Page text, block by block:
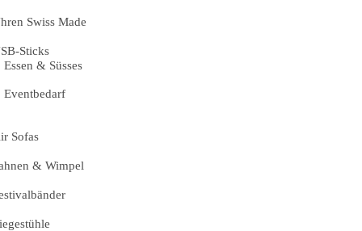
Swiss Made
Sticks
Essen & Süsses
Eventbedarf
Sofas
& Wimpel